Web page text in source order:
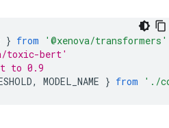
} from '@xenova/transformers'
toxic-bert'
to 0.9
, MODEL_NAME } from './